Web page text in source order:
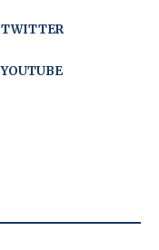
TWITTER
YOUTUBE